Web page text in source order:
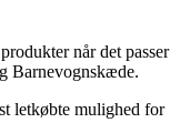
når det passer
Barnevognskæde.
letkøbte mulighed for